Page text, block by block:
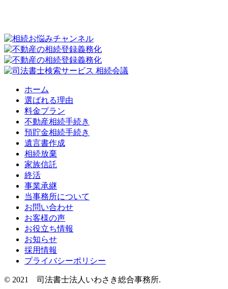
ホーム
選ばれる理由
料金プラン
不動産相続手続き
預貯金相続手続き
遺言書作成
相続放棄
家族信託
終活
事業承継
当事務所について
お問い合わせ
お客様の声
お役立ち情報
お知らせ
採用情報
プライバシーポリシー
© 2021 司法書士法人いわさき総合事務所.